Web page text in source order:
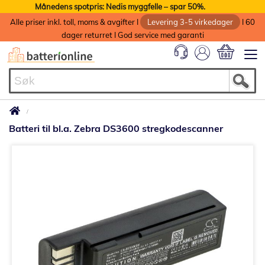
Månedens spotpris: Nedis myggfelle – spar 50%.
Alle priser inkl. toll, moms & avgifter I
Levering 3-5 virkedager
I 60
dager returret I God service med garanti
Batteri til bl.a. Zebra DS3600 stregkodescanner